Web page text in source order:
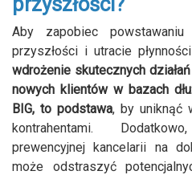
Aby zapobiec powstawaniu
przyszłości i utracie
wdrożenie skutecznych
nowych klientów w bazach
BIG, to podstawa, by uniknąć
kontrahentami.
prewencyjnej kancelarii na
może odstraszyć